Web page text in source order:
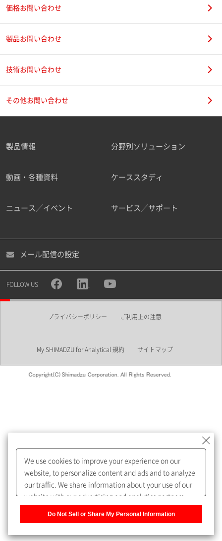
ご勤務先
職種
所属部署
めします。
My SHIMADZU for Analyticalへ登録いただくと、技術情報や
取扱説明書・Webinarなどの閲覧ができます。
うになります。
価格お問い合わせ
製品お問い合わせ
技術お問い合わせ
その他お問い合わせ
製品情報 分野別ソリューション
動画・各種資料 ケーススタディ
ニュース／イベント サービス／サポート
メール配信の設定
FOLLOW US
プライバシーポリシー ご利用上の注意
My SHIMADZU for Analytical 規約 サイトマップ
We use cookies to improve your experience on our
website, to personalize content and ads and to analyze
our traffic. We share information about your use of our
website with our advertising and analytics partners,
Do Not Sell or Share My Personal Information